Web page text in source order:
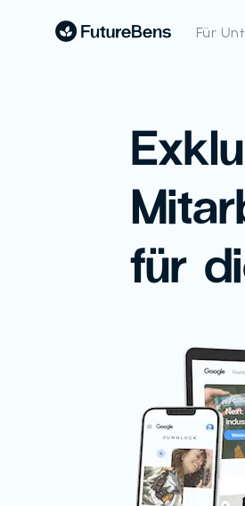
Für
für